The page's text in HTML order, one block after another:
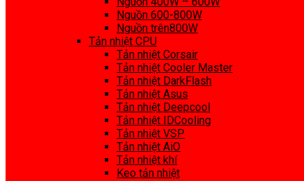
Nguồn 600-800W
Nguồn trên800W
Tản nhiệt CPU
Tản nhiệt Corsair
Tản nhiệt Cooler Master
Tản nhiệt DarkFlash
Tản nhiệt Asus
Tản nhiệt Deepcool
Tản nhiệt IDCooling
Tản nhiệt VSP
Tản nhiệt AiO
Tản nhiệt khí
Keo tản nhiệt